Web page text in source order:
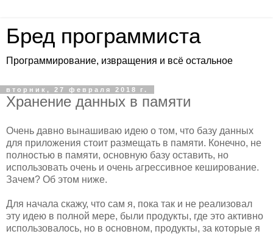
Бред программиста
Программирование, извращения и всё остальное
вторник, 27 февраля 2018 г.
Хранение данных в памяти
Очень давно вынашиваю идею о том, что базу данных
для приложения стоит размещать в памяти. Конечно, не
полностью в памяти, основную базу оставить, но
использовать очень и очень агрессивное кеширование.
Зачем? Об этом ниже.
Для начала скажу, что сам я, пока так и не реализовал
эту идею в полной мере, были продукты, где это активно
использовалось, но в основном, продукты, за которые я